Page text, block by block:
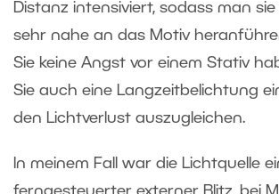
Distanz intensiviert, sodass man
sehr nahe an das Motiv
Sie keine Angst vor einem Stativ
Sie auch eine Langzeitbelichtung
den Lichtverlust auszugleichen.
In meinem Fall war die Lichtquelle